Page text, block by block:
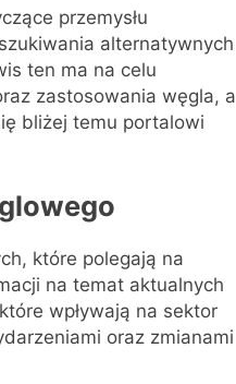
przemysłu
alternatywnych
ten ma na celu
zastosowania węgla, a
bliżej temu portalowi
które polegają na
na temat aktualnych
wpływają na sektor
oraz zmianami